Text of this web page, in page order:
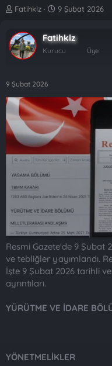
K
b
u
y
b
ş
l
t
n
Fatihklz
B
l
a
a
r
i
h
i
9 Şubat 2026
Fatihklz
Kurucu Üye
9 Şubat 2026
Resmi Gazete'de 9
ve tebliğler yayımlandı.
İşte 9 Şubat 2026 tarihli ve
ayrıntıları.
YÜRÜTME VE İDARE
YÖNETMELİKLER